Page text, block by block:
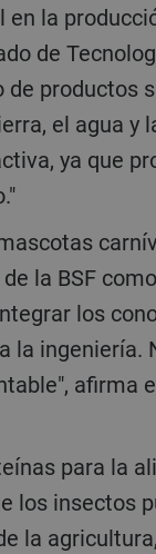
la
de
de productos
el agua y
ya que
la BSF
los
la ingeniería.
afirma
los insectos
la